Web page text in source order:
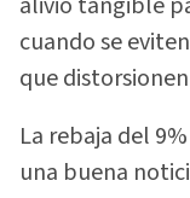
cuando se
que
La rebaja del
una buena